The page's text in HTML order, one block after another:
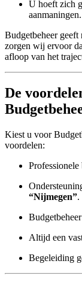
U hoeft zich
aanmaningen.
Budgetbeheer
zorgen wij ervoor
afloop van het
De
Kiest u voor
voordelen:
“Nijmegen”.
Altijd een
Begeleiding